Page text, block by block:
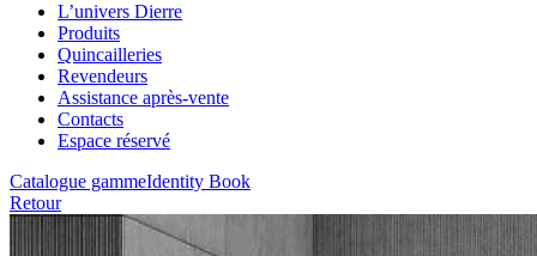
L’univers Dierre
Produits
Quincailleries
Revendeurs
Assistance après-vente
Contacts
Espace réservé
Catalogue gammeIdentity Book
Retour